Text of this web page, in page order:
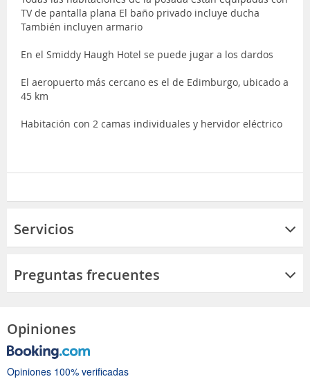
TV de pantalla plana El baño privado incluye ducha
También incluyen armario
En el Smiddy Haugh Hotel se puede jugar a los dardos
El aeropuerto más cercano es el de Edimburgo, ubicado a
45 km
Habitación con 2 camas individuales y hervidor eléctrico
Servicios
Preguntas frecuentes
Opiniones
Opiniones 100% verificadas